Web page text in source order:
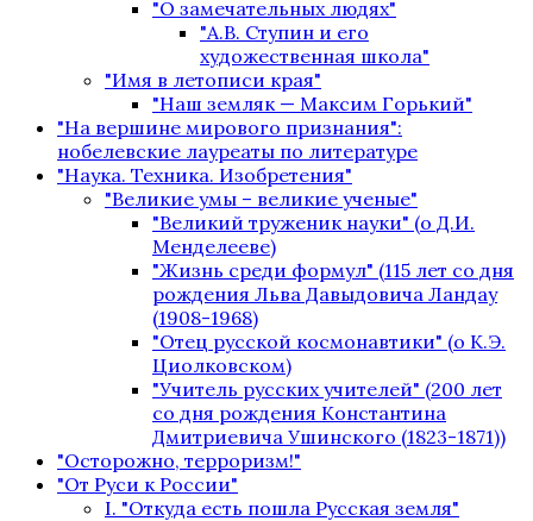
"О замечательных людях"
"А.В. Ступин и его
художественная школа"
"Имя в летописи края"
"Наш земляк — Максим Горький"
"На вершине мирового признания":
нобелевские лауреаты по литературе
"Наука. Техника. Изобретения"
"Великие умы – великие ученые"
"Великий труженик науки" (о Д.И.
Менделееве)
"Жизнь среди формул" (115 лет со дня
рождения Льва Давыдовича Ландау
(1908-1968)
"Отец русской космонавтики" (о К.Э.
Циолковском)
"Учитель русских учителей" (200 лет
со дня рождения Константина
Дмитриевича Ушинского (1823-1871))
"Осторожно, терроризм!"
"От Руси к России"
I. "Откуда есть пошла Русская земля"